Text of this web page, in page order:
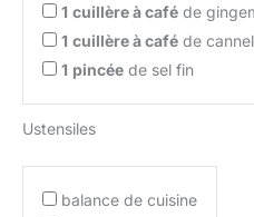
1 cuillère à café de
1 cuillère à café de
1 pincée de sel fin
Ustensiles
balance de cuisine